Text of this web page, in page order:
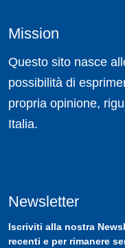
Mission
Questo sito nasce
possibilità di
propria opinione,
Italia.
Newsletter
Iscriviti alla nostra
recenti e per rimanere